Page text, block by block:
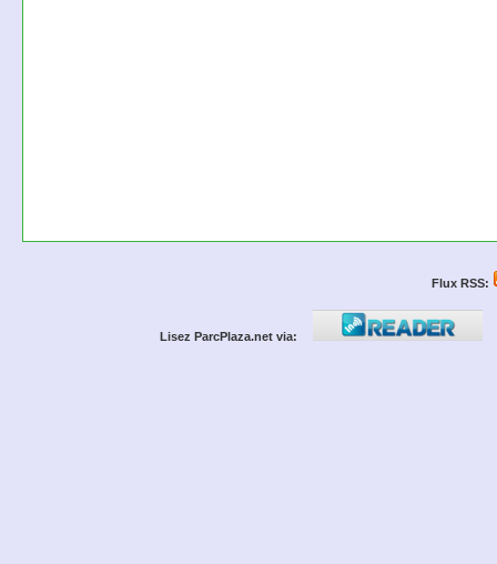
Flux RSS:
Lisez ParcPlaza.net via: